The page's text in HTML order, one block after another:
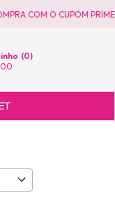
COM O CUPOM
(0)